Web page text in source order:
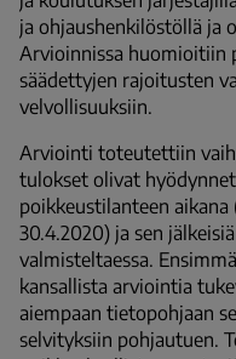
ja ohjaushenkilöstöllä ja
Arvioinnissa huomioitiin
säädettyjen rajoitusten
velvollisuuksiin.
Arviointi toteutettiin
tulokset olivat
poikkeustilanteen
30.4.2020) ja sen
valmisteltaessa.
kansallista arviointia
aiempaan tietopohjaan
selvityksiin pohjautuen.